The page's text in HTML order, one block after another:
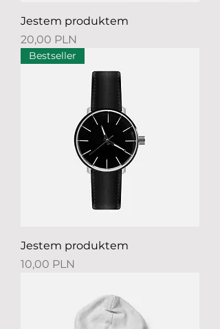
Jestem produktem
Preis
20,00 PLN
Bestseller
Jestem produktem
Preis
10,00 PLN